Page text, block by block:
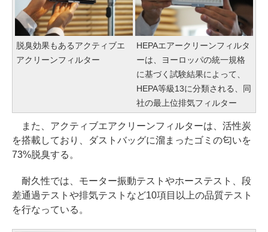
脱臭効果もあるアクティブエ
アクリーンフィルター
HEPAエアークリーンフィルタ
ーは、ヨーロッパの統一規格
に基づく試験結果によって、
HEPA等級13に分類される、同
社の最上位排気フィルター
また、アクティブエアクリーンフィルターは、活性炭
を搭載しており、ダストバッグに溜まったゴミの匂いを
73%脱臭する。
耐久性では、モーター振動テストやホーステスト、段
差通過テストや排気テストなど10項目以上の品質テスト
を行なっている。